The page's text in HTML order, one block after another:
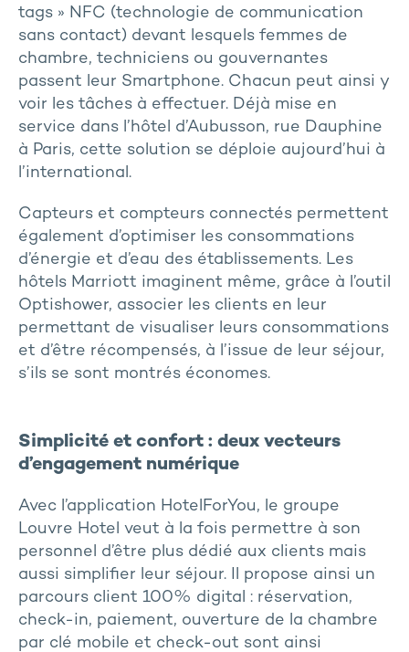
tags » NFC (technologie de communication
sans contact) devant lesquels femmes de
chambre, techniciens ou gouvernantes
passent leur Smartphone. Chacun peut ainsi y
voir les tâches à effectuer. Déjà mise en
service dans l’hôtel d’Aubusson, rue Dauphine
à Paris, cette solution se déploie aujourd’hui à
l’international.
Capteurs et compteurs connectés permettent
également d’optimiser les consommations
d’énergie et d’eau des établissements. Les
hôtels Marriott imaginent même, grâce à l’outil
Optishower, associer les clients en leur
permettant de visualiser leurs consommations
et d’être récompensés, à l’issue de leur séjour,
s’ils se sont montrés économes.
Simplicité et confort : deux vecteurs
d’engagement numérique
Avec l’application HotelForYou, le groupe
Louvre Hotel veut à la fois permettre à son
personnel d’être plus dédié aux clients mais
aussi simplifier leur séjour. Il propose ainsi un
parcours client 100% digital : réservation,
check-in, paiement, ouverture de la chambre
par clé mobile et check-out sont ainsi